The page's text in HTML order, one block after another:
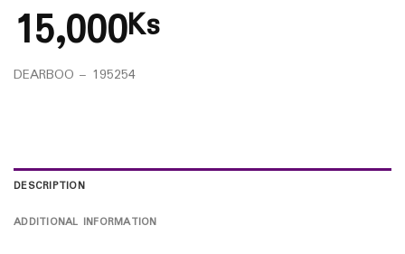
15,000Ks
DEARBOO – 195254
DESCRIPTION
ADDITIONAL INFORMATION